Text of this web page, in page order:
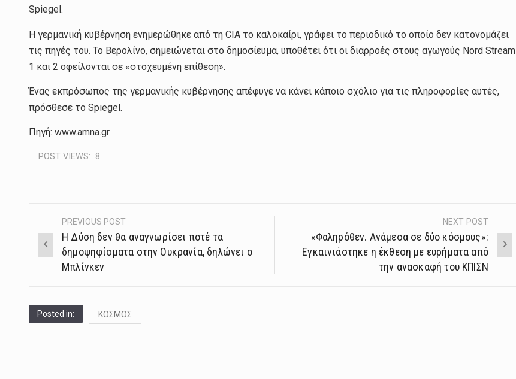
Spiegel.
Η γερμανική κυβέρνηση ενημερώθηκε από τη CIA το καλοκαίρι, γράφει το περιοδικό το οποίο δεν κατονομάζει
τις πηγές του. Το Βερολίνο, σημειώνεται στο δημοσίευμα, υποθέτει ότι οι διαρροές στους αγωγούς Nord Stream
1 και 2 οφείλονται σε «στοχευμένη επίθεση».
Ένας εκπρόσωπος της γερμανικής κυβέρνησης απέφυγε να κάνει κάποιο σχόλιο για τις πληροφορίες αυτές,
πρόσθεσε το Spiegel.
Πηγή: www.amna.gr
POST VIEWS: 8
Post
navigation
PREVIOUS POST
Η Δύση δεν θα αναγνωρίσει ποτέ τα
δημοψηφίσματα στην Ουκρανία, δηλώνει ο
Μπλίνκεν
NEXT POST
«Φαληρόθεν. Ανάμεσα σε δύο κόσμους»:
Εγκαινιάστηκε η έκθεση με ευρήματα από
την ανασκαφή του ΚΠΙΣΝ
Posted in: ΚΟΣΜΟΣ